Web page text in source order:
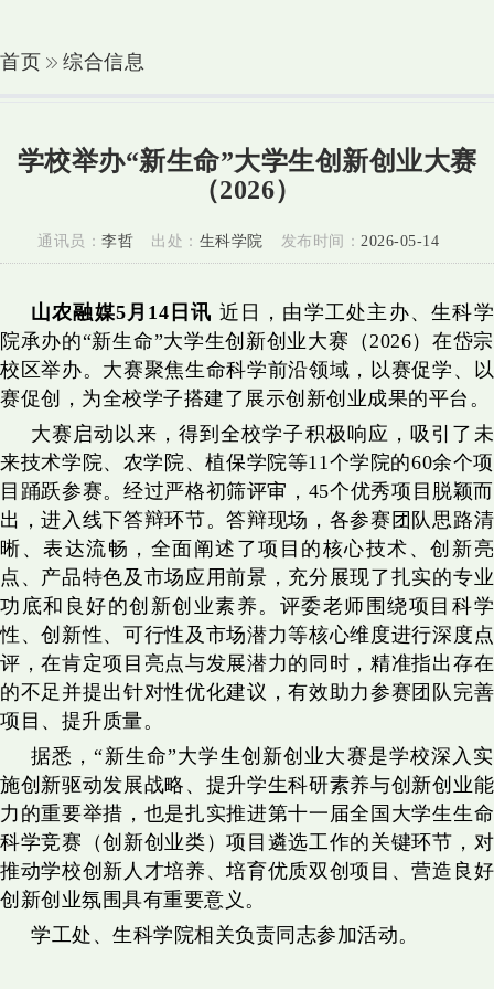
首页 综合信息
学校举办“新生命”大学生创新创业大赛
（2026）
通讯员： 李哲 出处： 生科学院 发布时间： 2026-05-14
山农融媒5月14日讯 近日，由学工处主办、生科学
院承办的“新生命”大学生创新创业大赛（2026）在岱宗
校区举办。大赛聚焦生命科学前沿领域，以赛促学、以
赛促创，为全校学子搭建了展示创新创业成果的平台。
大赛启动以来，得到全校学子积极响应，吸引了未
来技术学院、农学院、植保学院等11个学院的60余个项
目踊跃参赛。经过严格初筛评审，45个优秀项目脱颖而
出，进入线下答辩环节。答辩现场，各参赛团队思路清
晰、表达流畅，全面阐述了项目的核心技术、创新亮
点、产品特色及市场应用前景，充分展现了扎实的专业
功底和良好的创新创业素养。评委老师围绕项目科学
性、创新性、可行性及市场潜力等核心维度进行深度点
评，在肯定项目亮点与发展潜力的同时，精准指出存在
的不足并提出针对性优化建议，有效助力参赛团队完善
项目、提升质量。
据悉，“新生命”大学生创新创业大赛是学校深入实
施创新驱动发展战略、提升学生科研素养与创新创业能
力的重要举措，也是扎实推进第十一届全国大学生生命
科学竞赛（创新创业类）项目遴选工作的关键环节，对
推动学校创新人才培养、培育优质双创项目、营造良好
创新创业氛围具有重要意义。
学工处、生科学院相关负责同志参加活动。